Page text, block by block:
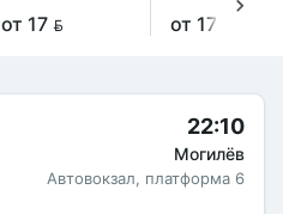
от 17  от 17 
22:10
Могилёв
Автовокзал, платформа 6